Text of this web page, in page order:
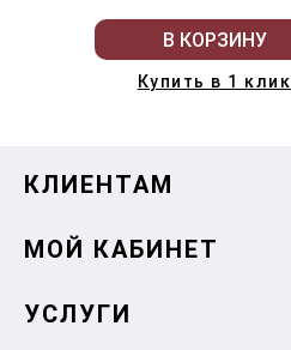
В КОРЗИНУ
Купить в 1 клик
КЛИЕНТАМ
МОЙ КАБИНЕТ
УСЛУГИ